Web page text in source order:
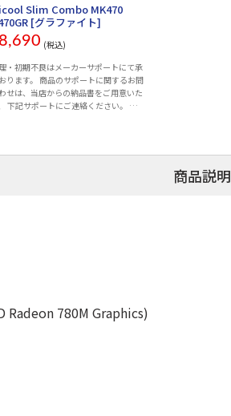
Slim Combo MK470
[グラファイト]
(税込)
・初期不良はメーカーサポートにて承
ります。 商品のサポートに関するお問
せは、当店からの納品書をご用意いた
下記サポートにご連絡ください。 ※
商品説明
Radeon 780M Graphics)